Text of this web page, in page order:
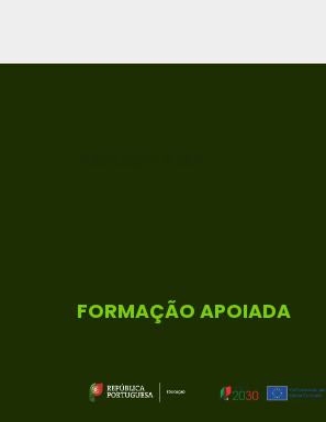
FORMAÇÃO APOIADA